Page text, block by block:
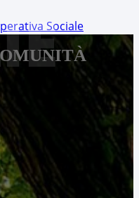
Sociale